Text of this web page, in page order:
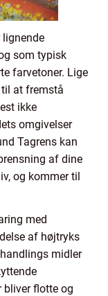
lignende
som typisk
farvetoner. Lige
at fremstå
ikke
omgivelser
Tagrens kan
af dine
og kommer til
med
af højtryks
midler
flotte og